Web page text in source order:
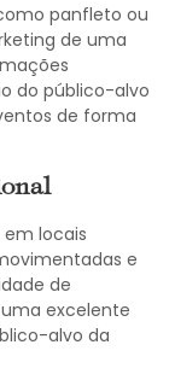
panfleto ou
de uma
do público-alvo
de forma
em locais
e
de
excelente
alvo da